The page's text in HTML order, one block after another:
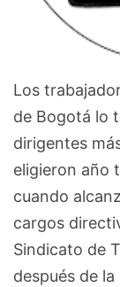
Los
de Bogotá lo
dirigentes
eligieron año
cuando
cargos
Sindicato de
después de